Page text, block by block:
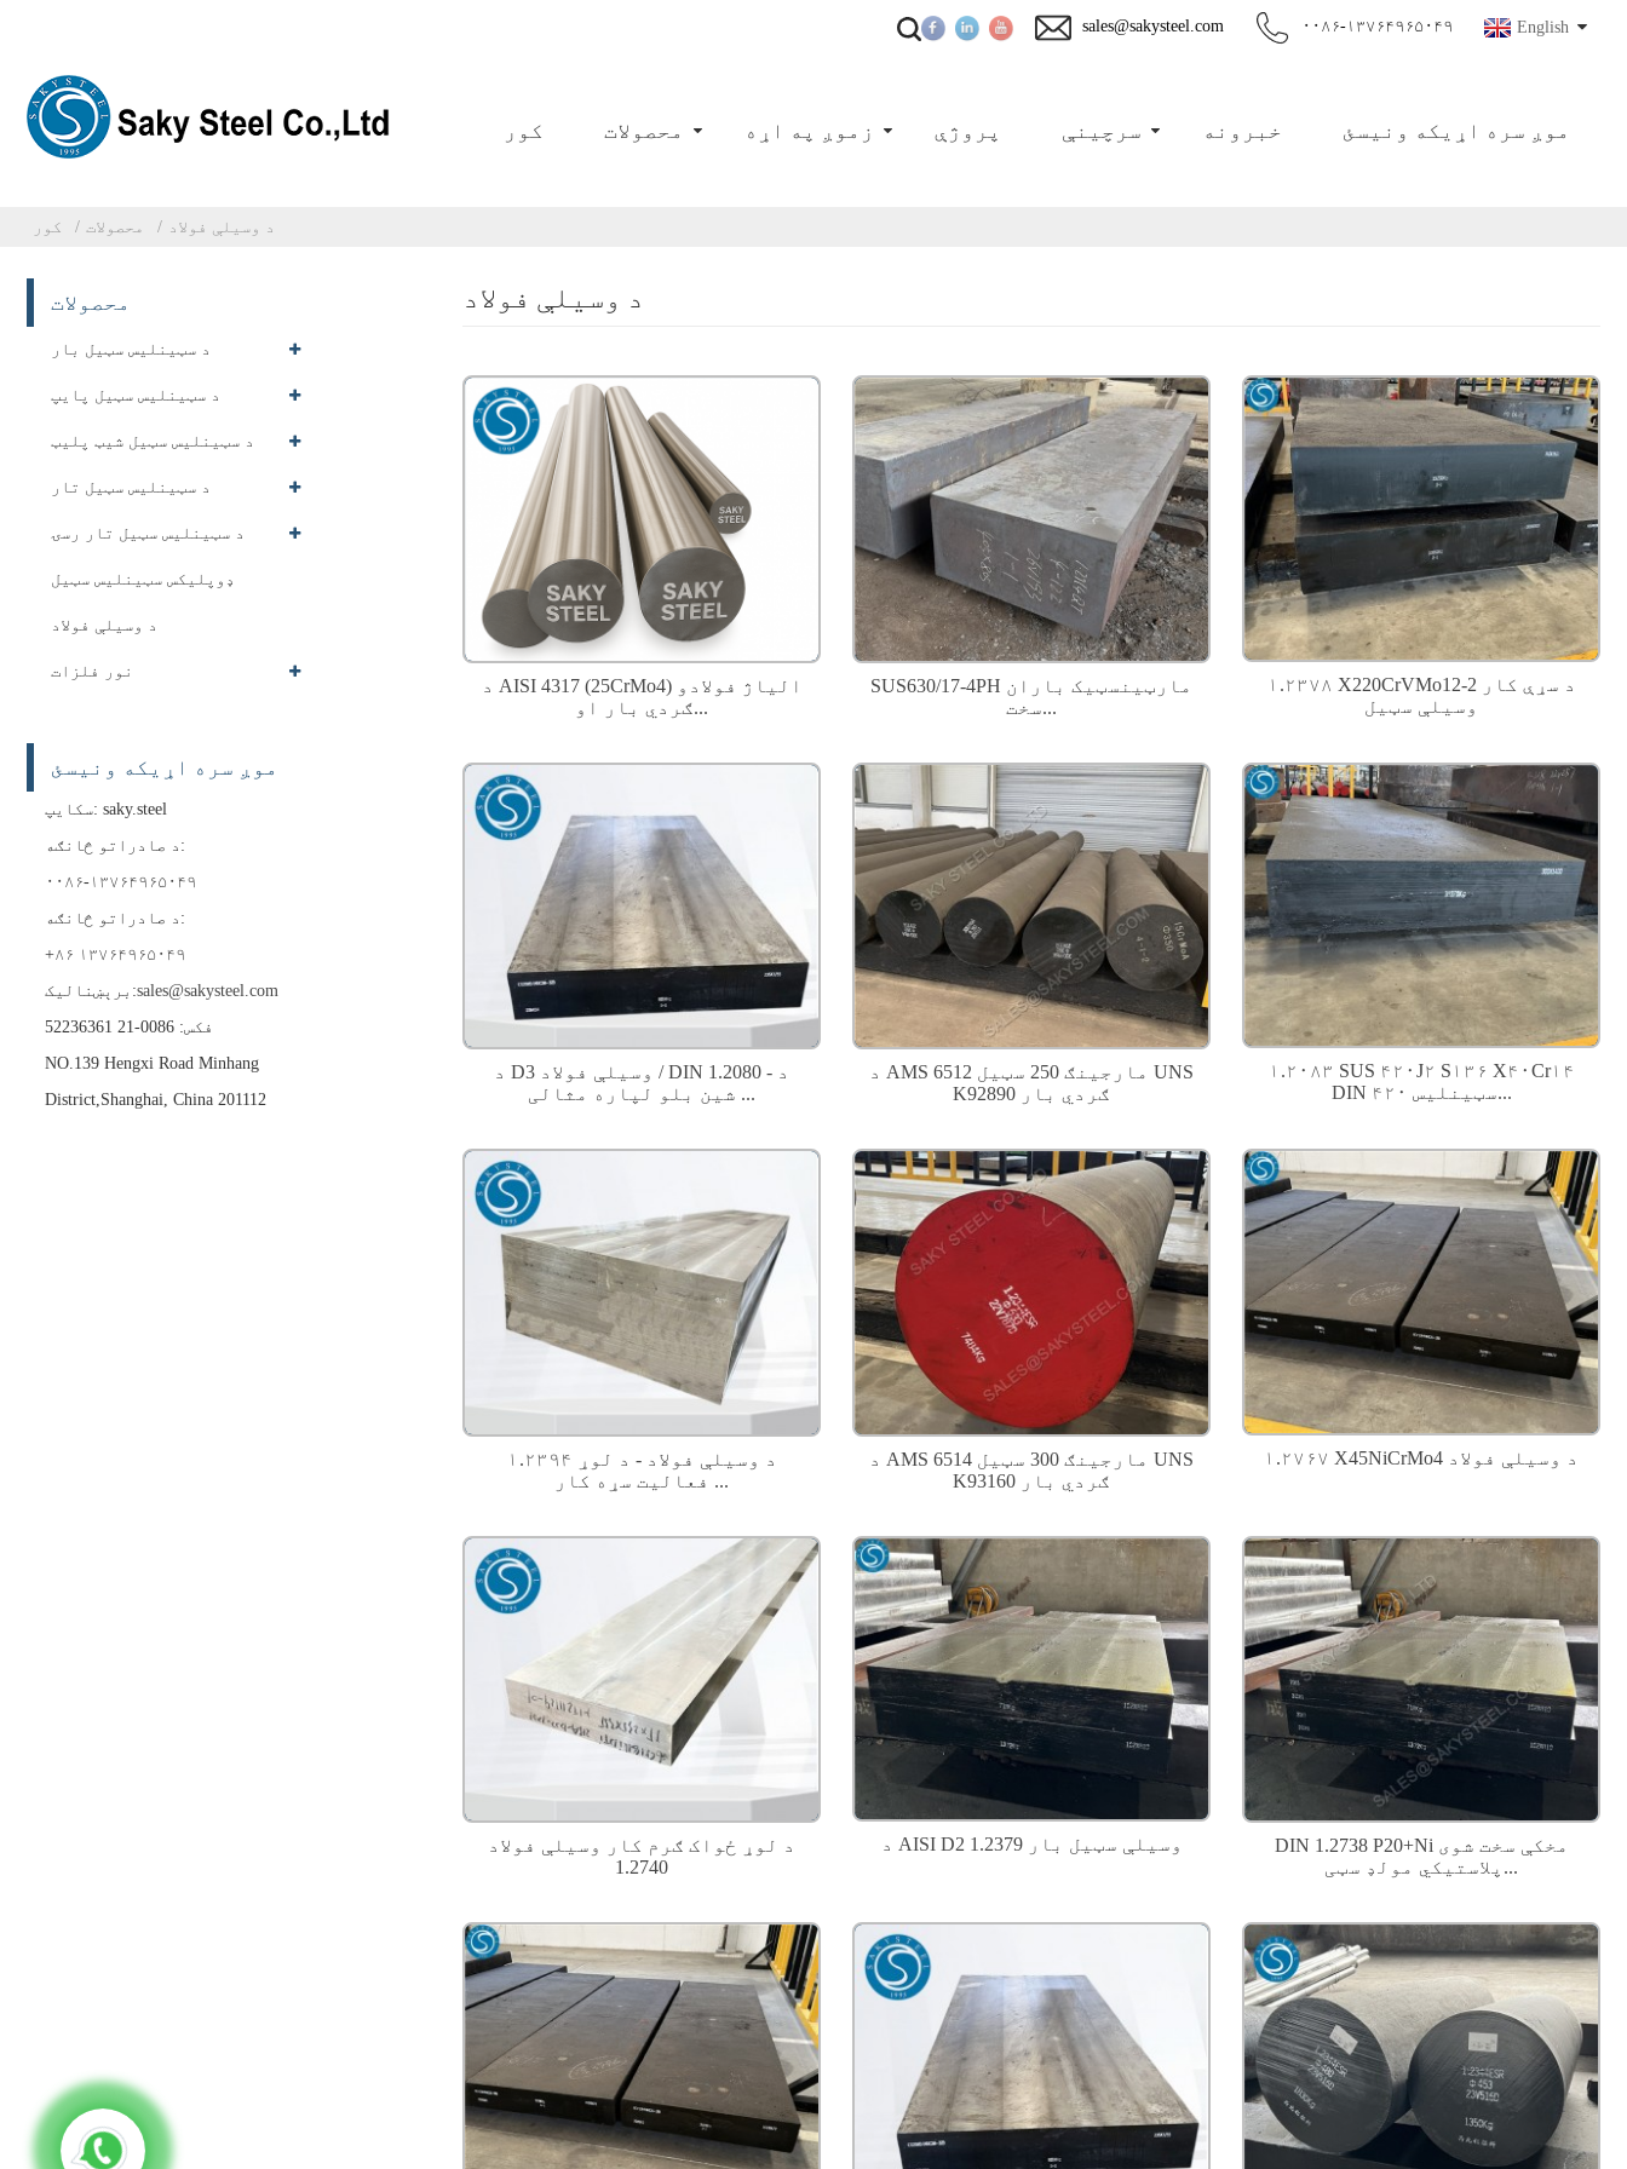
English ۰۰۸۶-۱۳۷۶۴۹۶۵۰۴۹ sales@sakysteel.com
کور محصولات زموږ په اړه پروژې سرچینې خبرونه موږ سره اړیکه ونیسئ
کور محصولات د وسیلې فولاد
محصولات
د سټینلیس سټیل بار
د سټینلیس سټیل پایپ
د سټینلیس سټیل شیټ پلیټ
د سټینلیس سټیل تار
د سټینلیس سټیل تار رسۍ
ډوپلیکس سټینلیس سټیل
د وسیلې فولاد
نور فلزات
موږ سره اړیکه ونیسئ
سکایپ: saky.steel
د صادراتو څانګه:
۰۰۸۶-۱۳۷۶۴۹۶۵۰۴۹
د صادراتو څانګه:
+۸۶ ۱۳۷۶۴۹۶۵۰۴۹
برېښنالیک:sales@sakysteel.com
فکس: 0086-21 52236361
NO.139 Hengxi Road Minhang
District,Shanghai, China 201112
د وسیلې فولاد
د AISI 4317 (25CrMo4) الیاژ فولادو
ګردي بار او...
SUS630/17-4PH مارټینسټیک باران
سخت...
۱.۲۳۷۸ X220CrVMo12-2 د سړې کار
وسیلې سټیل
د D3 وسیلې فولاد / DIN 1.2080 - د
شین بلو لپاره مثالی ...
د AMS 6512 مارجینګ 250 سټیل UNS
K92890 ګردي بار
۱.۲۰۸۳ SUS ۴۲۰J۲ S۱۳۶ X۴۰Cr۱۴
DIN ۴۲۰ سټینلیس...
۱.۲۳۹۴ د وسیلې فولاد - د لوړ
فعالیت سړه کار ...
د AMS 6514 مارجینګ 300 سټیل UNS
K93160 ګردي بار
۱.۲۷۶۷ X45NiCrMo4 د وسیلې فولاد
د لوړ ځواک ګرم کار وسیلې فولاد
1.2740
د AISI D2 1.2379 وسیلې سټیل بار
DIN 1.2738 P20+Ni مخکې سخت شوی
پلاستيکي مولډ سټی...